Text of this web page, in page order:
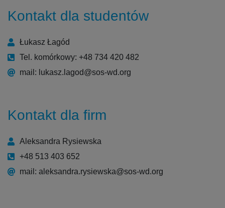
Kontakt dla studentów
Łukasz Łagód
Tel. komórkowy: +48 734 420 482
mail: lukasz.lagod@sos-wd.org
Kontakt dla firm
Aleksandra Rysiewska
+48 513 403 652
mail: aleksandra.rysiewska@sos-wd.org